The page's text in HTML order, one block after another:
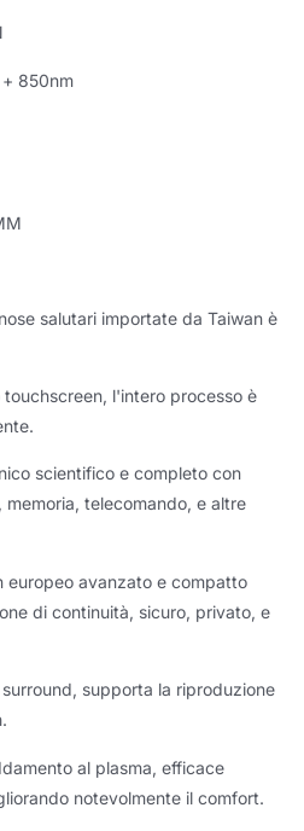
850nm
salutari importate da Taiwan è
l'intero processo è
scientifico e completo con
telecomando, e altre
europeo avanzato e compatto
di continuità, sicuro, privato, e
supporta la riproduzione
al plasma, efficace
notevolmente il comfort.